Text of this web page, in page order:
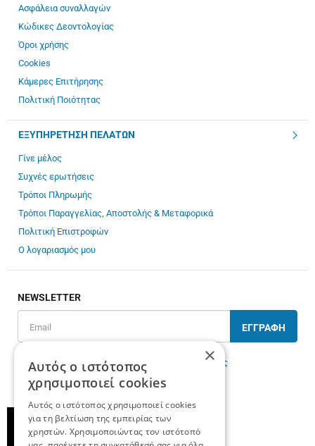
Ασφάλεια συναλλαγών
Κώδικες Δεοντολογίας
Όροι χρήσης
Cookies
Κάμερες Επιτήρησης
Πολιτική Ποιότητας
ΕΞΥΠΗΡΕΤΗΣΗ ΠΕΛΑΤΩΝ
Γίνε μέλος
Συχνές ερωτήσεις
Τρόποι Πληρωμής
Τρόποι Παραγγελίας, Αποστολής & Μεταφορικά
Πολιτική Επιστροφών
Ο λογαριασμός μου
NEWSLETTER
ΕΓΓΡΑΦΗ
Έχω διαβάσει κι αποδέχομαι τους όρους χρήσης
×
Αυτός ο ιστότοπος
χρησιμοποιεί cookies
Αυτός ο ιστότοπος χρησιμοποιεί cookies
για τη βελτίωση της εμπειρίας των
χρηστών. Χρησιμοποιώντας τον ιστότοπό